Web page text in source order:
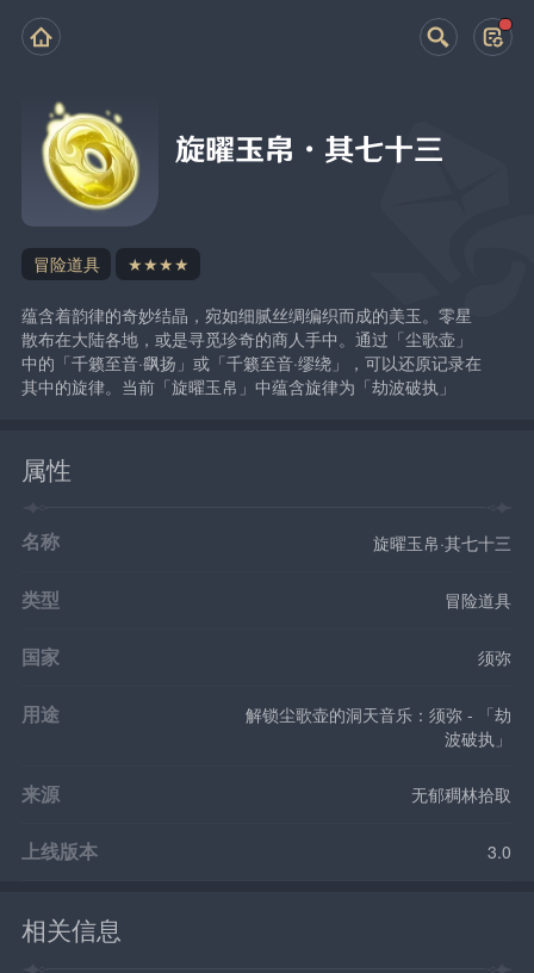
旋曜玉帛·其七十三
冒险道具 ★★★★
蕴含着韵律的奇妙结晶，宛如细腻丝绸编织而成的美玉。零星
散布在大陆各地，或是寻觅珍奇的商人手中。通过「尘歌壶」
中的「千籁至音·飖扬」或「千籁至音·缪绕」，可以还原记录在
其中的旋律。当前「旋曜玉帛」中蕴含旋律为「劫波破执」
属性
名称 旋曜玉帛·其七十三
类型 冒险道具
国家 须弥
用途
解锁尘歌壶的洞天音乐：须弥 - 「劫
波破执」
来源 无郁稠林拾取
上线版本 3.0
相关信息